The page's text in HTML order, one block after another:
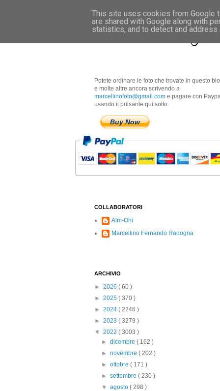
Marcellino
Potete ordinare le foto che trovate in questo
e molte altre ancora scrivendo a
marcellinofoto@gmail.com e pagare con
usando il pulsante qui sotto.
Buy Now
COLLABORATORI
Alm-Ohi
Marcellino Fernando Radogna
ARCHIVIO
► 2026 ( 60 )
► 2025 ( 370 )
► 2024 ( 2246 )
► 2023 ( 3279 )
▼ 2022 ( 3003 )
►dicembre( 162 )
►novembre( 202 )
►ottobre( 171 )
►settembre( 230 )
▼agosto( 298 )
This site uses cookies from Google
are shared with Google along with
statistics, and to detect and address